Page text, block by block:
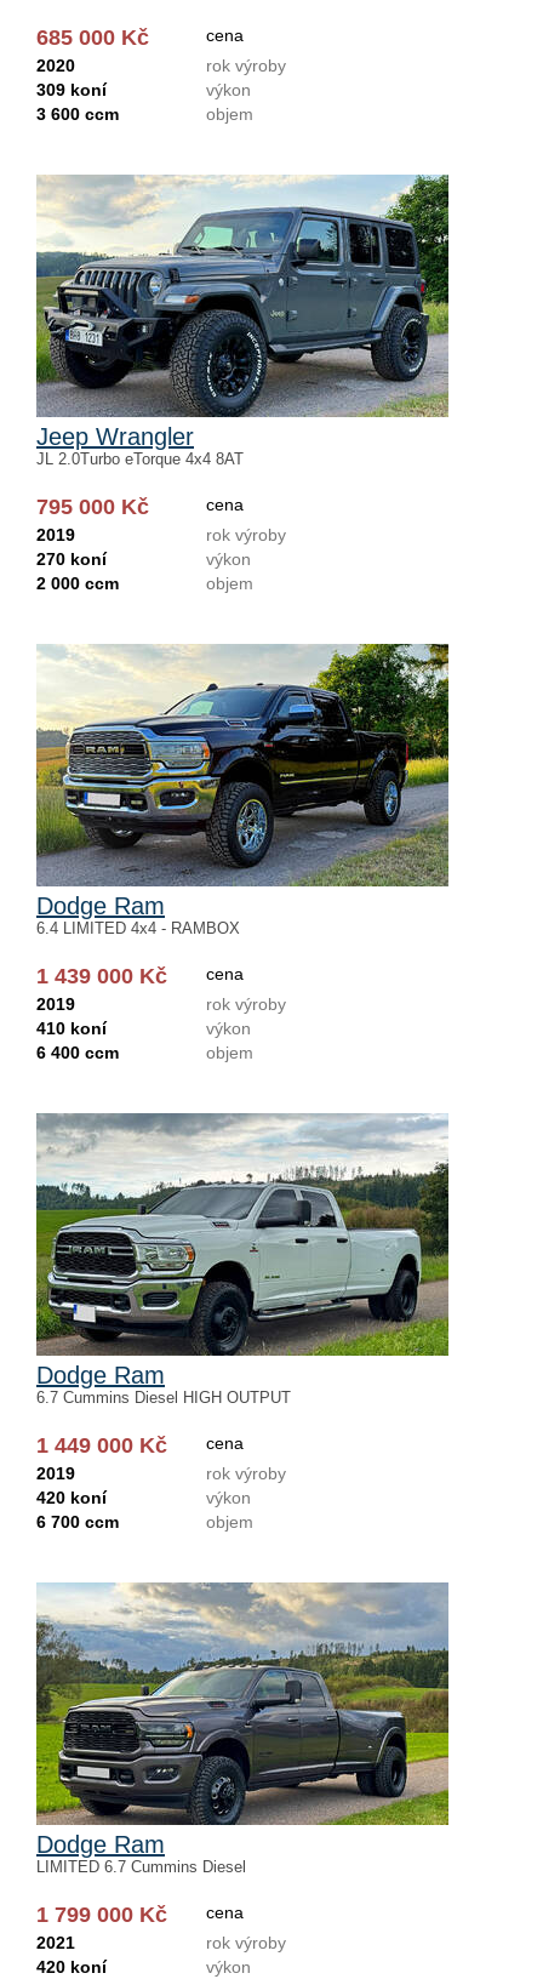
685 000 Kč
cena
2020
rok výroby
309 koní
výkon
3 600 ccm
objem
Jeep Wrangler
JL 2.0Turbo eTorque 4x4 8AT
795 000 Kč
cena
2019
rok výroby
270 koní
výkon
2 000 ccm
objem
Dodge Ram
6.4 LIMITED 4x4 - RAMBOX
1 439 000 Kč
cena
2019
rok výroby
410 koní
výkon
6 400 ccm
objem
Dodge Ram
6.7 Cummins Diesel HIGH OUTPUT
1 449 000 Kč
cena
2019
rok výroby
420 koní
výkon
6 700 ccm
objem
Dodge Ram
LIMITED 6.7 Cummins Diesel
1 799 000 Kč
cena
2021
rok výroby
420 koní
výkon